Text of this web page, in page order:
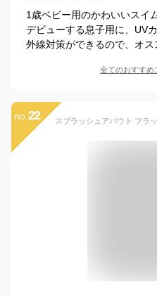
1歳ベビー用のかわいいスイ
デビューする息子用に、UV
外線対策ができるので、オス
全てのおすすめ
no. 22